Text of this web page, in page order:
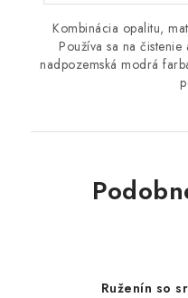
Kombinácia opalitu,
Používa sa na
nadpozemská modrá
Ruženín so